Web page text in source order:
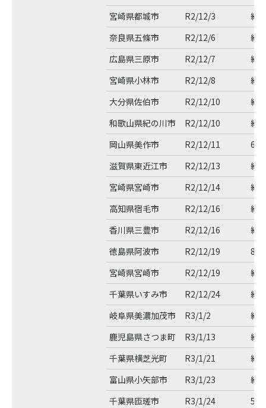
宮崎県都城市
R2/12/3
約
奈良県五條市
R2/12/6
約
広島県三原市
R2/12/7
約
宮崎県小林市
R2/12/8
約
大分県佐伯市
R2/12/10
約
和歌山県紀の川市
R2/12/10
約
岡山県美作市
R2/12/11
64
滋賀県東近江市
R2/12/13
約1
宮崎県宮崎市
R2/12/14
約
高知県宿毛市
R2/12/16
約
香川県三豊市
R2/12/16
約
徳島県阿波市
R2/12/19
8千
宮崎県宮崎市
R2/12/19
約
千葉県いすみ市
R2/12/24
約
岐阜県美濃加茂市
R3/1/2
約
鹿児島県さつま町
R3/1/13
約
千葉県横芝光町
R3/1/21
約8
富山県小矢部市
R3/1/23
約
千葉県匝瑳市
R3/1/24
5.4